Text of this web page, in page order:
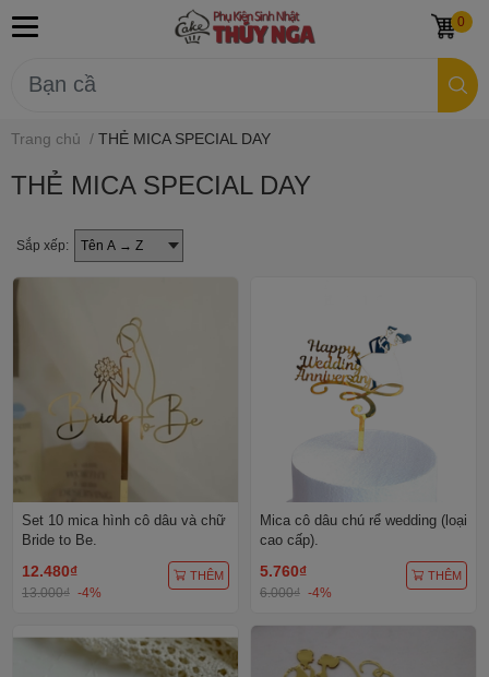
0
Trang chủ / THẺ MICA SPECIAL DAY
THẺ MICA SPECIAL DAY
Sắp xếp:
Set 10 mica hình cô dâu và chữ
Bride to Be.
12.480₫
13.000₫ -4%
THÊM
Mica cô dâu chú rể wedding (loại
cao cấp).
5.760₫
6.000₫ -4%
THÊM